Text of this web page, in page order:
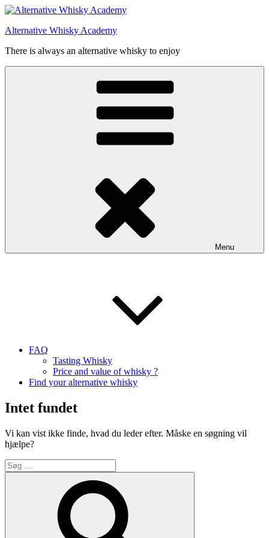
Videre
indhold
Alternative Whisky Academy
There is always an alternative whisky to enjoy
Menu
FAQ
Tasting Whisky
Price and value of whisky ?
Find your alternative whisky
Intet fundet
Vi kan vist ikke finde, hvad du leder efter. Måske en søgning vil
hjælpe?
Søg
efter: